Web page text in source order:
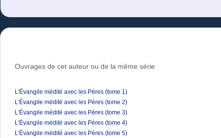
Ouvrages de cet auteur ou de la même série
L'Évangile médité avec les Pères (tome 1)
L'Évangile médité avec les Pères (tome 2)
L'Évangile médité avec les Pères (tome 3)
L'Évangile médité avec les Pères (tome 4)
L'Évangile médité avec les Pères (tome 5)